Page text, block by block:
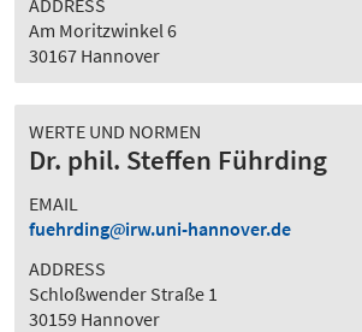
ADDRESS
Am Moritzwinkel 6
30167 Hannover
WERTE UND NORMEN
Dr. phil. Steffen Führding
EMAIL
fuehrding
irw.uni-hannover.de
ADDRESS
Schloßwender Straße 1
30159 Hannover